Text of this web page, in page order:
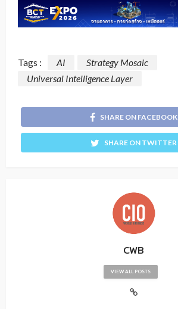
Tags : AI
Strategy Mosaic
Universal Intelligence Layer
SHARE ON FACEBOOK
SHARE ON TWITTER
CWB
VIEW ALL POSTS